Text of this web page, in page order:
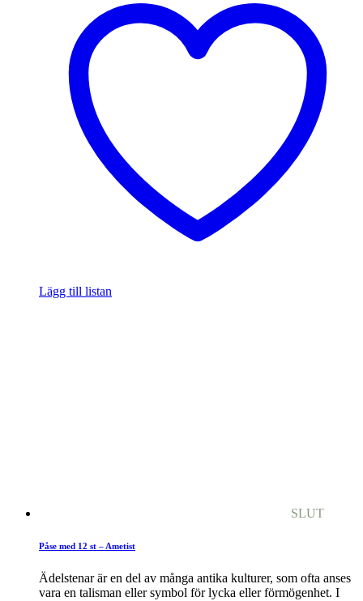
Lägg till listan
SLUT
Påse med 12 st – Ametist
Ädelstenar är en del av många antika kulturer, som ofta anses
vara en talisman eller symbol för lycka eller förmögenhet. I